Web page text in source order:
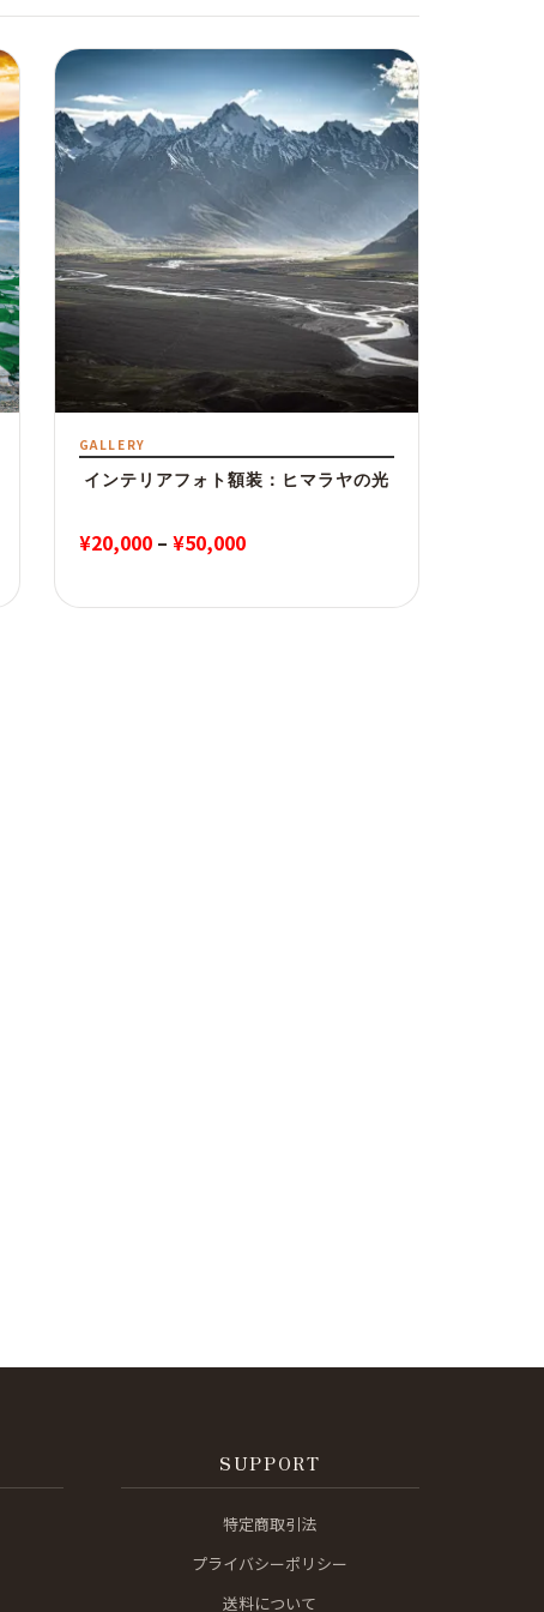
GALLERY
インテリアフォト額装：ヒマラヤの光
¥20,000 – ¥50,000価
帯:
SUPPORT
特定商取引法
プライバシーポリシー
送料について